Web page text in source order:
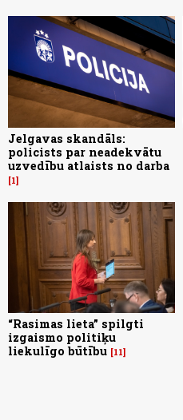
Jelgavas skandāls:
policists par neadekvātu
uzvedību atlaists no darba
1
“Rasimas lieta” spilgti
izgaismo politiķu
liekulīgo būtību 11